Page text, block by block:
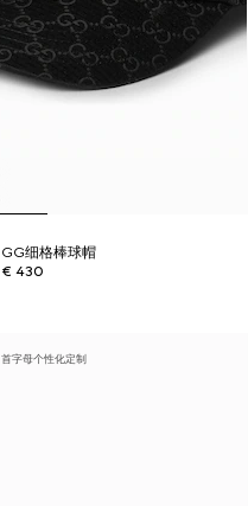
GG细格棒球帽
€ 430
首字母个性化定制